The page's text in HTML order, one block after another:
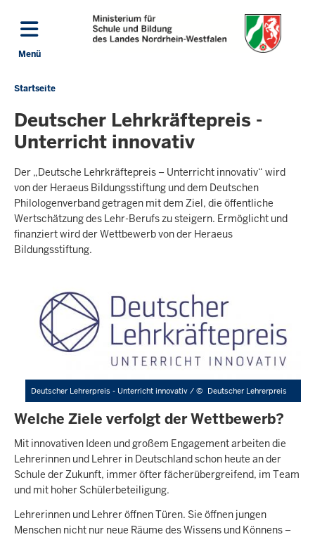
Direkt zum Inhalt
Menü
Sie
sich
hier
Startseite
Deutscher Lehrkräftepreis -
Unterricht innovativ
Der „Deutsche Lehrkräftepreis – Unterricht innovativ“ wird
von der Heraeus Bildungsstiftung und dem Deutschen
Philologenverband getragen mit dem Ziel, die öffentliche
Wertschätzung des Lehr-Berufs zu steigern. Ermöglicht und
finanziert wird der Wettbewerb von der Heraeus
Bildungsstiftung.
Deutscher Lehrerpreis - Unterricht innovativ / © Deutscher Lehrerpreis
Welche Ziele verfolgt der Wettbewerb?
Mit innovativen Ideen und großem Engagement arbeiten die
Lehrerinnen und Lehrer in Deutschland schon heute an der
Schule der Zukunft, immer öfter fächerübergreifend, im Team
und mit hoher Schülerbeteiligung.
Lehrerinnen und Lehrer öffnen Türen. Sie öffnen jungen
Menschen nicht nur neue Räume des Wissens und Könnens –